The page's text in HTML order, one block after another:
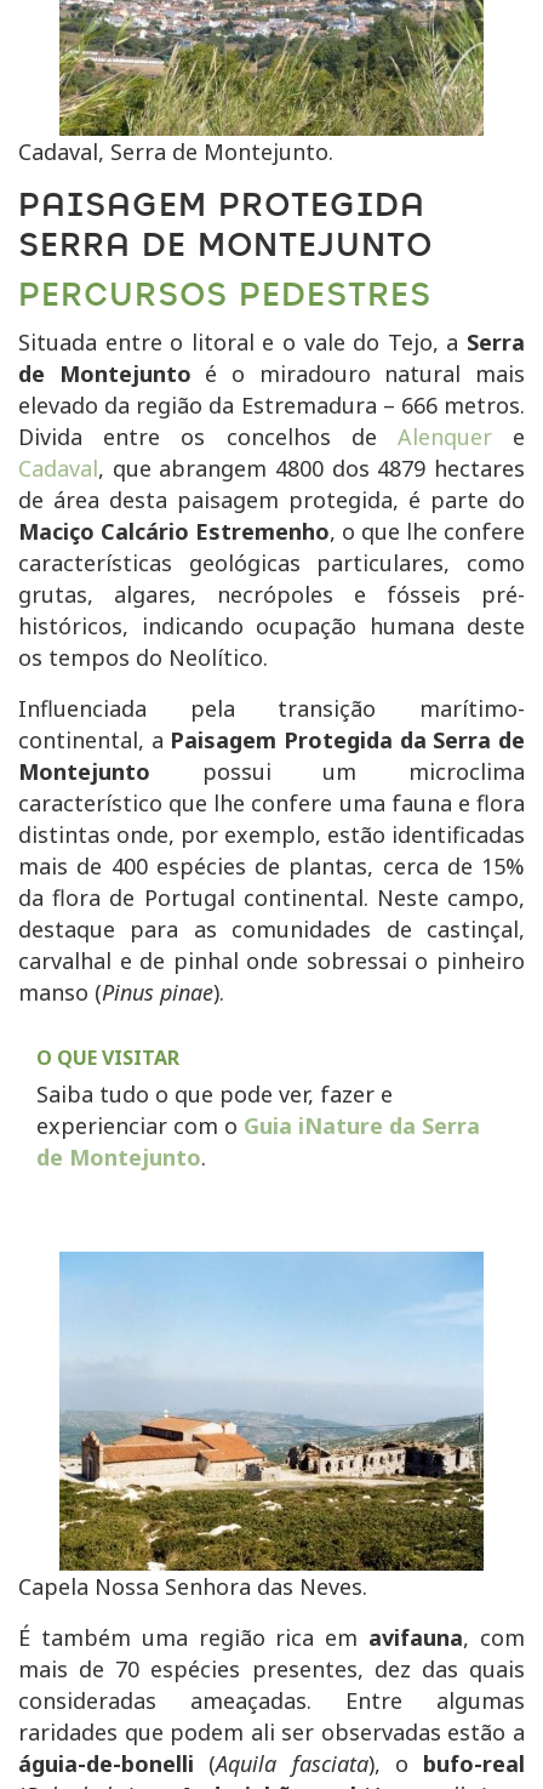
Cadaval, Serra de Montejunto.
PAISAGEM PROTEGIDA
SERRA DE MONTEJUNTO
PERCURSOS PEDESTRES
Situada entre o litoral e o vale do Tejo, a Serra
de Montejunto é o miradouro natural mais
elevado da região da Estremadura – 666 metros.
Divida entre os concelhos de Alenquere
Cadaval, que abrangem 4800 dos 4879 hectares
de área desta paisagem protegida, é parte do
Maciço Calcário Estremenho, o que lhe confere
características geológicas particulares, como
grutas, algares, necrópoles e fósseis pré-
históricos, indicando ocupação humana deste
os tempos do Neolítico.
Influenciada pela transição marítimo-
continental, a Paisagem Protegida da Serra de
Montejunto possui um microclima
característico que lhe confere uma fauna e flora
distintas onde, por exemplo, estão identificadas
mais de 400 espécies de plantas, cerca de 15%
da flora de Portugal continental. Neste campo,
destaque para as comunidades de castinçal,
carvalhal e de pinhal onde sobressai o pinheiro
manso (Pinus pinae).
O QUE VISITAR
Saiba tudo o que pode ver, fazer e
experienciar com o Guia iNature da Serra
de Montejunto.
Capela Nossa Senhora das Neves.
É também uma região rica em avifauna, com
mais de 70 espécies presentes, dez das quais
consideradas ameaçadas. Entre algumas
raridades que podem ali ser observadas estão a
águia-de-bonelli (Aquila fasciata), o bufo-real